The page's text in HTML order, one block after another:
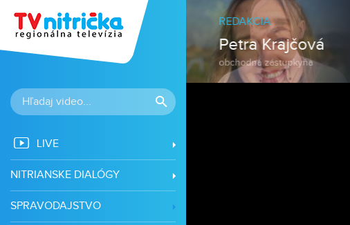
LIVE
NITRIANSKE DIALÓGY
SPRAVODAJSTVO